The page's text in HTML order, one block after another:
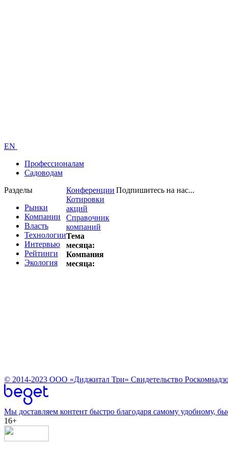
EN
Профессионалам
Садоводам
Разделы
Рынки
Компании
Власть
Технологии
Интервью
Рейтинги
Экология
Конференции
Котировки
акций
Справочник
компаний
Тема
месяца:
Компания
месяца:
Подпишитесь на нас...
© 2014-2023 ООО «Диджитал Три» Свидетельство
Мы доставляем контент быстро благодаря самому удобному,
16+